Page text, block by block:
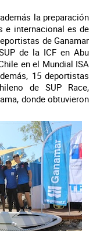
la preparación
e internacional es de
de Ganamar
de la ICF en Abu
en el Mundial ISA
15 deportistas
de SUP Race,
donde obtuvieron